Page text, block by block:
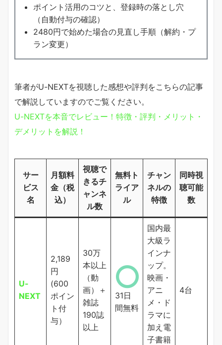
ポイント活用のコツと、登録時の落とし穴
（自動付与の確認）
2480円で始めた場合の見直し手順（解約・プ
ラン変更）
筆者がU-NEXTを視聴した感想や評判をこちらの記事
で解説していますのでご覧ください。
U-NEXTを本音でレビュー！特徴・評判・メリット・
デメリットを解説！
サー
ビス
名
月額料
金（税
込）
視聴で
きるチ
ャンネ
ル数
無料ト
ライア
ル
チャン
ネルの
特徴
同時視
聴可能
数
U-
NEXT
2,189
円
(600
ポイン
ト付
与）
30万
本以上
（動
画）＋
雑誌
190誌
以上
31日
間無料
国内最
大級ラ
インナ
ップ。
映画・
アニ
メ・ド
ラマに
加え電
子書籍
4台